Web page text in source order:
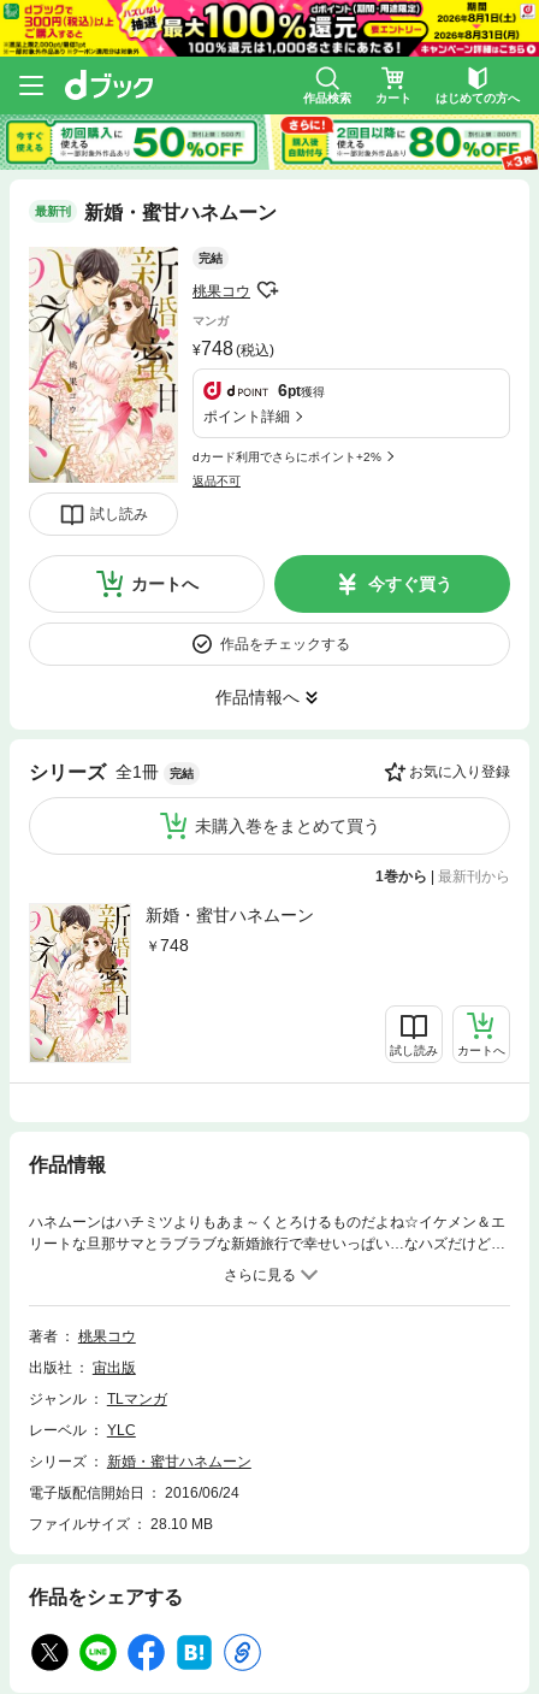
作品検索 カート はじめての方へ
最新刊 新婚・蜜甘ハネムーン
試し読み
完結
桃果コウ
マンガ
748(税込)
6pt獲得
ポイント詳細
dカード利用でさらにポイント+2%
返品不可
カートへ 今すぐ買う
作品をチェックする
作品情報へ
シリーズ 全1冊 完結 お気に入り登録
未購入巻をまとめて買う
1巻から 最新刊から
新婚・蜜甘ハネムーン
748
試し読み カートへ
作品情報
ハネムーンはハチミツよりもあま～くとろけるものだよね☆イケメン＆エ
リートな旦那サマとラブラブな新婚旅行で幸せいっぱい…なハズだけど、
なんだかカレの様子がおかしくて…!?幼なじみが美形に豹変LOVE♪や甘濡
れ温泉☆浴衣プレイなど胸キュンHな恋作品集！
著者
桃果コウ
出版社
宙出版
ジャンル
TLマンガ
レーベル
YLC
シリーズ
新婚・蜜甘ハネムーン
電子版配信開始日
2016/06/24
ファイルサイズ
28.10 MB
作品をシェアする